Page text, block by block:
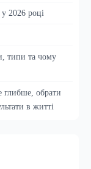
2026 році
типи та чому
глибше, обрати
в житті